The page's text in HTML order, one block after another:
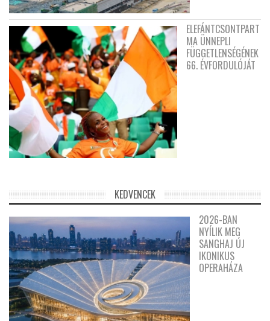
ELEFÁNTCSONTPART
MA ÜNNEPLI
FÜGGETLENSÉGÉNEK
66. ÉVFORDULÓJÁT
KEDVENCEK
2026-BAN
NYÍLIK MEG
SANGHAJ ÚJ
IKONIKUS
OPERAHÁZA